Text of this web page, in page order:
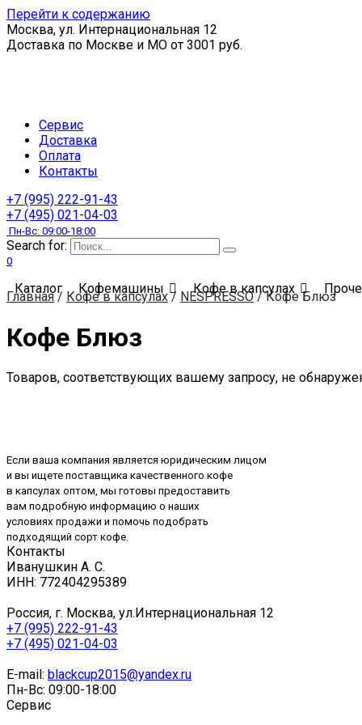
Перейти к содержанию
Москва, ул. Интернациональная 12
Доставка по Москве и МО от 3001 руб.
Сервис
Доставка
Оплата
Контакты
+7 (995) 222-91-43
+7 (495) 021-04-03
Пн-Вс: 09:00-18:00
Search for:
0
Каталог Кофемашины Кофе в капсулах
Главная/ Кофе в капсулах/ NЕSPRЕSSO/Кофе Блюз
Кофе Блюз
Товаров, соответствующих вашему запросу, не
Если ваша компания является юридическим лицом
и вы ищете поставщика качественного кофе
в капсулах оптом, мы готовы предоставить
вам подробную информацию о наших
условиях продажи и помочь подобрать
подходящий сорт кофе.
Контакты
Иванушкин А. С.
ИНН: 772404295389
Россия, г. Москва, ул.Интернациональная 12
+7 (995) 222-91-43
+7 (495) 021-04-03
E-mail: blackcup2015@yandex.ru
Пн-Вс: 09:00-18:00
Сервис